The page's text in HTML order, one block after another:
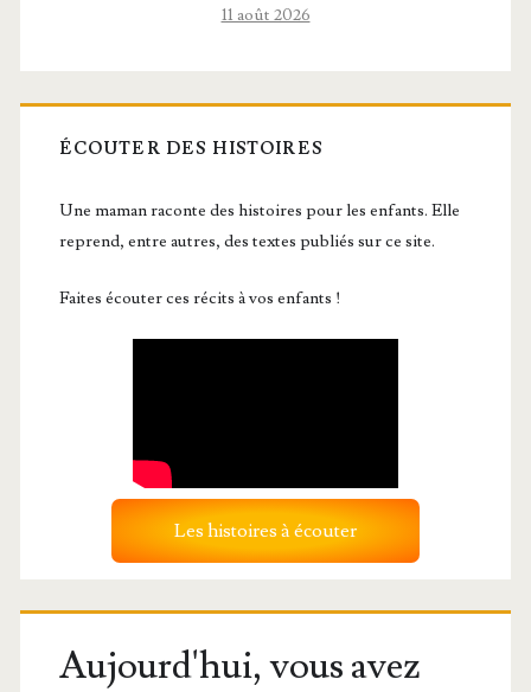
11 août 2026
ÉCOUTER DES HISTOIRES
Une maman raconte des histoires pour les enfants. Elle
reprend, entre autres, des textes publiés sur ce site.
Faites écouter ces récits à vos enfants !
Les histoires à écouter
Aujourd'hui, vous avez